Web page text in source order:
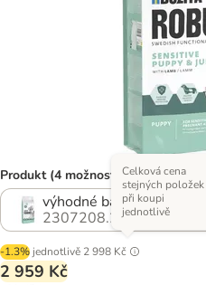
Produkt (4 možností)
výhodné balení: 2 × 12 kg
2307208.2
-1.3% jednotlivě 2 998 Kč
Celková cena
stejných položek
při koupi
jednotlivě
2 959 Kč